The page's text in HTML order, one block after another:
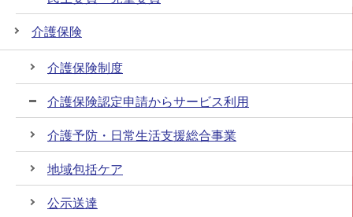
介護保険
介護保険制度
介護保険認定申請からサービス利用
介護予防・日常生活支援総合事業
地域包括ケア
公示送達